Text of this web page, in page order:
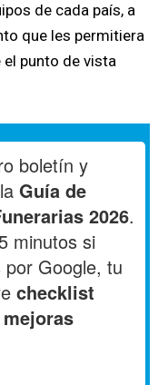
de cada país, a
que les permitiera
punto de vista